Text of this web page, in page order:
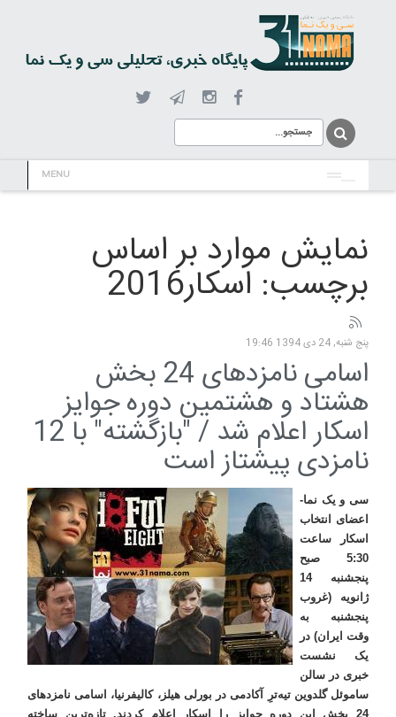
MENU
نمایش موارد بر اساس
برچسب: اسکار2016
پنج شنبه, 24 دی 1394 19:46
اسامی نامزدهای 24 بخش
هشتاد و هشتمین دوره جوایز
اسکار اعلام شد / "بازگشته" با 12
نامزدی پیشتاز است
سی و یک نما-
اعضای انتخاب
اسکار ساعت
5:30 صبح
پنجشنبه 14
ژانویه (غروب
پنجشنبه به
وقت ایران) در
یک نشست
خبری در سالن
ساموئل گلدوین تیه‌ترِ آکادمی در بورلی هیلز، کالیفرنیا، اسامی نامزدهای
24 بخش این دوره جوایز را اسکار اعلام کردند. تازه‌ترین ساخته